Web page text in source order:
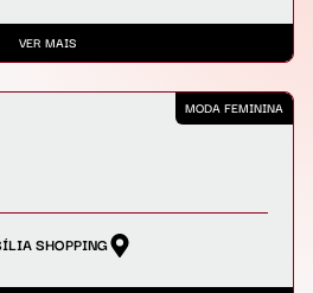
VER MAIS
MODA FEMININA
SHOPPING